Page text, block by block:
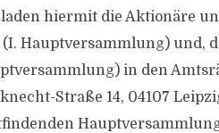
hiermit die Aktionäre
Hauptversammlung) und,
in den
Straße 14, 04107